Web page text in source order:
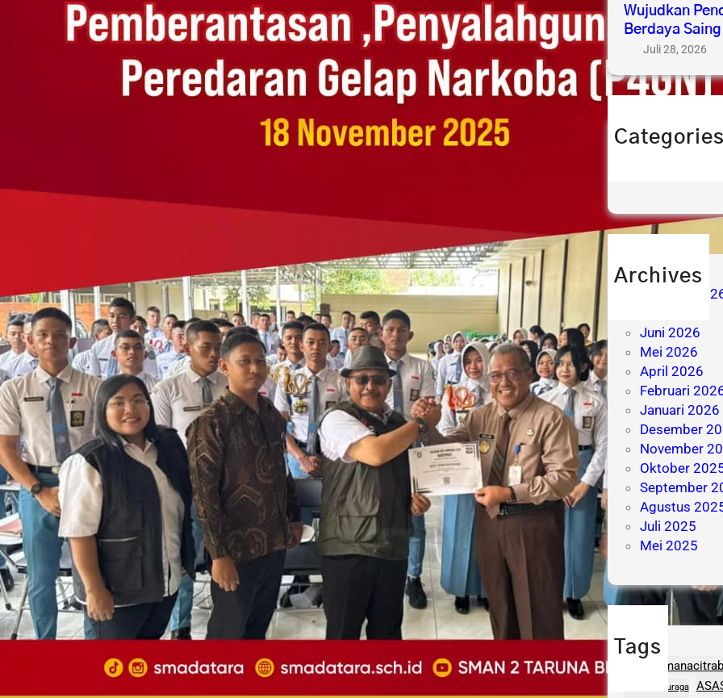
Wujudkan
Berdaya Saing
Juli 28, 2026
Categories
Archives
Agustus
Juni 2026
Mei 2026
April 2026
Februari
Januari 2026
Desember
November
Oktober
September
Agustus
Juli 2025
Mei 2025
Tags
aptasigranuraga